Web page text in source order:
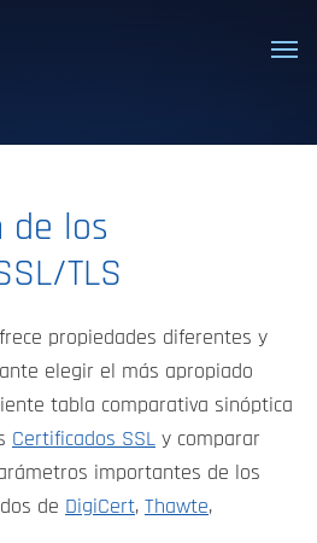
SSL/TLS confiables
de los
TLS
propiedades diferentes y
elegir el más apropiado
tabla comparativa sinóptica
Certificados SSL y comparar
importantes de los
de DigiCert, Thawte,